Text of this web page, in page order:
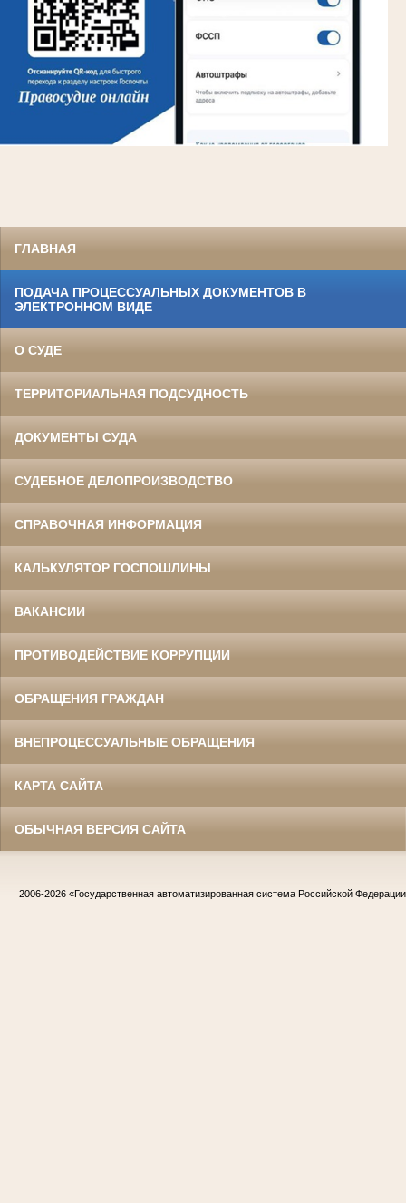
ГЛАВНАЯ
ПОДАЧА ПРОЦЕССУАЛЬНЫХ ДОКУМЕНТОВ В
ЭЛЕКТРОННОМ ВИДЕ
О СУДЕ
ТЕРРИТОРИАЛЬНАЯ ПОДСУДНОСТЬ
ДОКУМЕНТЫ СУДА
СУДЕБНОЕ ДЕЛОПРОИЗВОДСТВО
СПРАВОЧНАЯ ИНФОРМАЦИЯ
КАЛЬКУЛЯТОР ГОСПОШЛИНЫ
ВАКАНСИИ
ПРОТИВОДЕЙСТВИЕ КОРРУПЦИИ
ОБРАЩЕНИЯ ГРАЖДАН
ВНЕПРОЦЕССУАЛЬНЫЕ ОБРАЩЕНИЯ
КАРТА САЙТА
ОБЫЧНАЯ ВЕРСИЯ САЙТА
2006-2026 «Государственная автоматизированная система Российской